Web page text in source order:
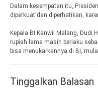
Dalam kesempatan itu,
diperkuat dan diperhatikan,
Kepala BI Kanwil Malang, Dudi
rupiah lama masih berlaku
bisa menukarkannya di BI,
Tinggalkan Balasan